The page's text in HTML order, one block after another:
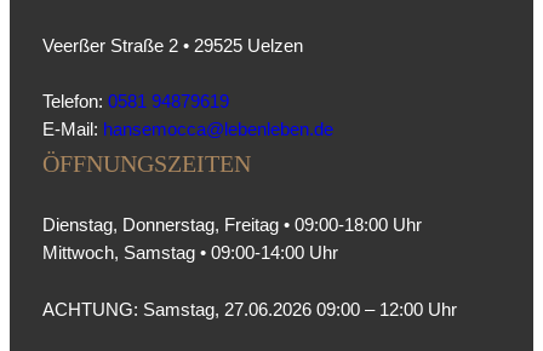
Veerßer Straße 2 • 29525 Uelzen
Telefon: 0581 94879619
E-Mail: hansemocca@lebenleben.de
ÖFFNUNGSZEITEN
Dienstag, Donnerstag, Freitag • 09:00-18:00 Uhr
Mittwoch, Samstag • 09:00-14:00 Uhr
ACHTUNG: Samstag, 27.06.2026 09:00 – 12:00 Uhr